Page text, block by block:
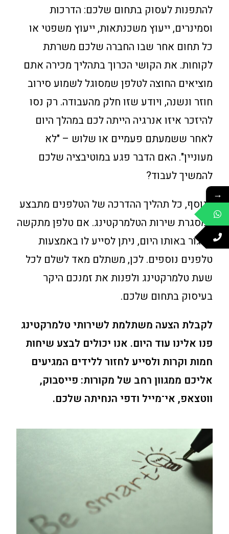
להתפנות לעסוק בתחום שלכם: הדרכות
וסמינרים, ייעוץ משכנתאות, ייעוץ משפטי או
כל תחום אחר שבו החברה שלכם משרתת
לקוחות. את הקושי הכרוך בתהליך מכירה אתם
מוציאים החוצה לטלפן שמסוגל לשמוע סירוב
חוזר ונשנה, ויודע שזו חלק מהעבודה. רק נסו
להיזכר איזו אנרגיה הייתה לכם במהלך היום
לאחר ששמעתם פעמיים או שלוש – "לא
מעוניין". האם הדבר פגע במוטיבציה שלכם
להמשיך לעבוד?
בנוסף, כל תהליך ההדרכה של הטלפנים מתבצע
במסגרת שירות הטלמרקטינג. אם טלפן מתקשה
לסגור באותו היום, ניתן לסייע לו באמצעות
טלפנים נוספים. לכן, משתלם מאד לשלם לכל
שעת טלמרקטינג ולפנות את זמנכם היקר
בעיסוק בתחום שלכם.
לקבלת הצעה משתלמת לשירותי טלמרקטינג
פנו אלינו עוד היום. אנו יכולים לבצע שיחות
חמות וקרות ולסייע לחזור ללידים המגיעים
אליכם ממגוון רחב של מקורות: פייסבוק,
ווטצאפ, אי־מייל ודפי הנחיתה שלכם.
→